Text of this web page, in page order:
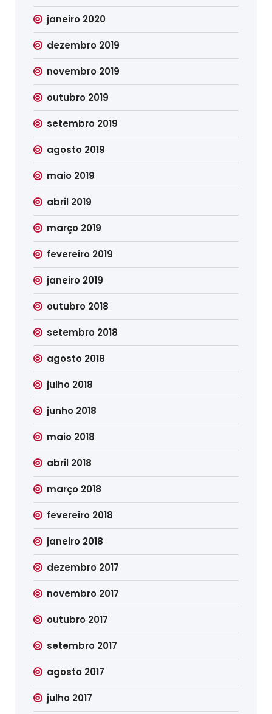
janeiro 2020
dezembro 2019
novembro 2019
outubro 2019
setembro 2019
agosto 2019
maio 2019
abril 2019
março 2019
fevereiro 2019
janeiro 2019
outubro 2018
setembro 2018
agosto 2018
julho 2018
junho 2018
maio 2018
abril 2018
março 2018
fevereiro 2018
janeiro 2018
dezembro 2017
novembro 2017
outubro 2017
setembro 2017
agosto 2017
julho 2017